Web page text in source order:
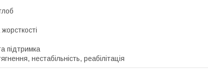
підтримка
нестабільність, реабілітація